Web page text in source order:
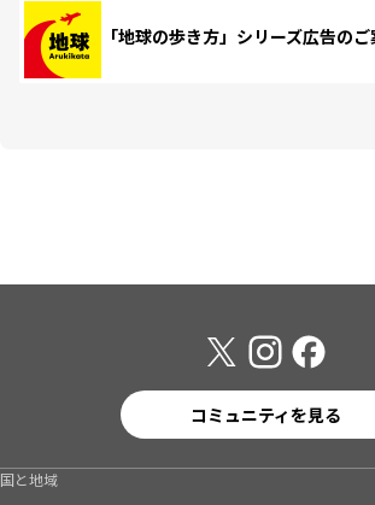
「地球の歩き方」シリーズ広告のご
コミュニティを見る
国と地域